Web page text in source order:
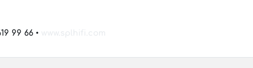
99 66 •